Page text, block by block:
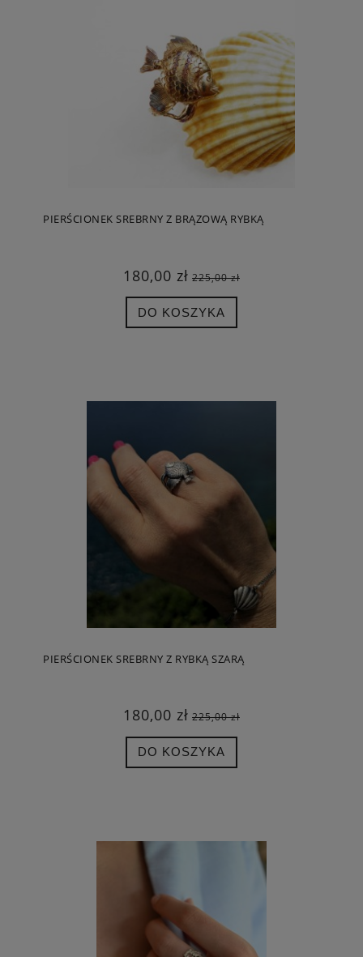
PIERŚCIONEK SREBRNY Z BRĄZOWĄ RYBKĄ
180,00 zł 225,00 zł
DO KOSZYKA
PIERŚCIONEK SREBRNY Z RYBKĄ SZARĄ
180,00 zł 225,00 zł
DO KOSZYKA